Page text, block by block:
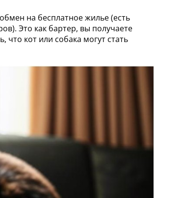
на бесплатное жилье (есть
Это как бартер, вы получаете
кот или собака могут стать